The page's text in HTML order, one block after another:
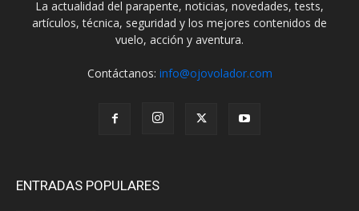
La actualidad del parapente, noticias, novedades, tests,
artículos, técnica, seguridad y los mejores contenidos de
vuelo, acción y aventura.
Contáctanos: info@ojovolador.com
ENTRADAS POPULARES